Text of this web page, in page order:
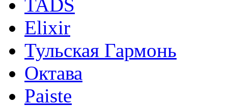
TADS
Elixir
Тульская Гармонь
Октава
Paiste